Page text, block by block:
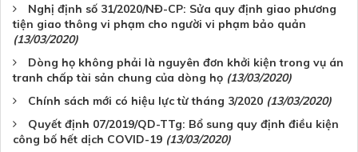
Nghị định số 31/2020/NĐ-CP: Sửa quy định giao phương
tiện giao thông vi phạm cho người vi phạm bảo quản
(13/03/2020)
Dòng họ không phải là nguyên đơn khởi kiện trong vụ án
tranh chấp tài sản chung của dòng họ (13/03/2020)
Chính sách mới có hiệu lực từ tháng 3/2020 (13/03/2020)
Quyết định 07/2019/QD-TTg: Bổ sung quy định điều kiện
công bố hết dịch COVID-19 (13/03/2020)